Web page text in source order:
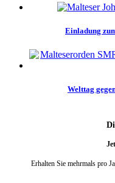
Einladung
Welttag
Erhalten Sie mehrmals pro